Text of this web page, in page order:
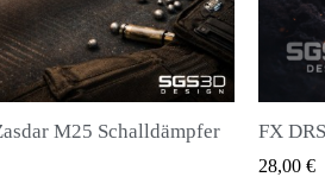
QUICK VIEW FX DRS - Magazin für alle Arten von Kugeln Huben
20,00 €